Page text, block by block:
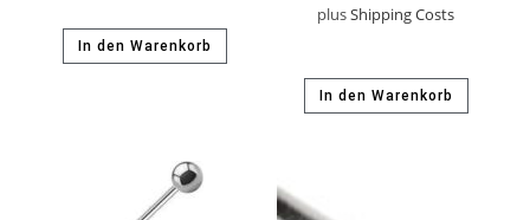
In den Warenkorb
plusShipping Costs
In den Warenkorb